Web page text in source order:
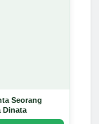
Seorang
Dinata